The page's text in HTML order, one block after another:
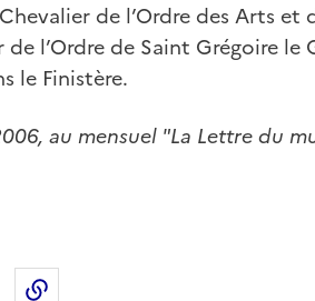
de l’Ordre des Arts et
l’Ordre de Saint Grégoire le
le Finistère.
au mensuel "La Lettre du
sur Linkedin
Partager sur Instagram